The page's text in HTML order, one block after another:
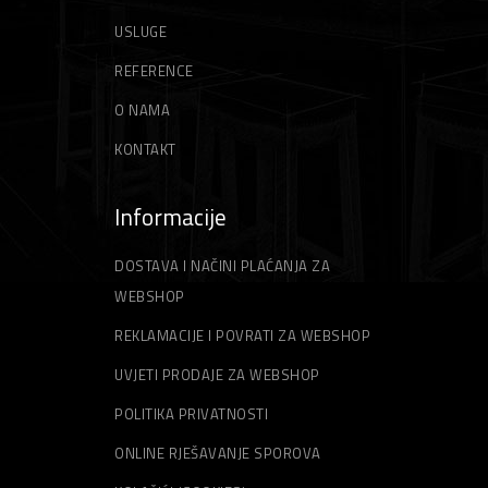
Gleteri
Niti za trimer
USLUGE
REFERENCE
O NAMA
KONTAKT
Informacije
DOSTAVA I NAČINI PLAĆANJA ZA
WEBSHOP
REKLAMACIJE I POVRATI ZA WEBSHOP
UVJETI PRODAJE ZA WEBSHOP
POLITIKA PRIVATNOSTI
ONLINE RJEŠAVANJE SPOROVA